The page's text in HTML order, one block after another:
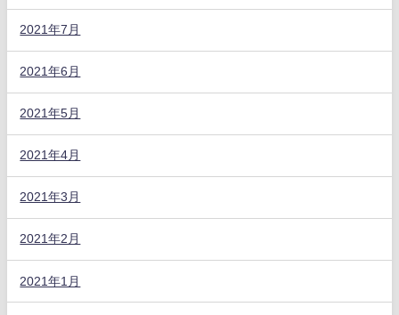
2021年7月
2021年6月
2021年5月
2021年4月
2021年3月
2021年2月
2021年1月